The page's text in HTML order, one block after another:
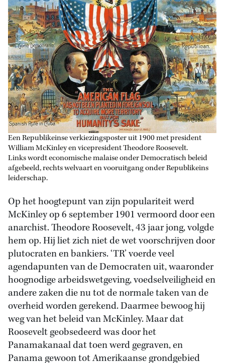
Een Republikeinse verkiezingsposter uit 1900 met president
William McKinley en vicepresident Theodore Roosevelt.
Links wordt economische malaise onder Democratisch beleid
afgebeeld, rechts welvaart en vooruitgang onder Republikeins
leiderschap.
Op het hoogtepunt van zijn populariteit werd
McKinley op 6 september 1901 vermoord door een
anarchist. Theodore Roosevelt, 43 jaar jong, volgde
hem op. Hij liet zich niet de wet voorschrijven door
plutocraten en bankiers. ‘TR’ voerde veel
agendapunten van de Democraten uit, waaronder
hoognodige arbeidswetgeving, voedselveiligheid en
andere zaken die nu tot de normale taken van de
overheid worden gerekend. Daarmee bewoog hij
weg van het beleid van McKinley. Maar dat
Roosevelt geobsedeerd was door het
Panamakanaal dat toen werd gegraven, en
Panama gewoon tot Amerikaanse grondgebied